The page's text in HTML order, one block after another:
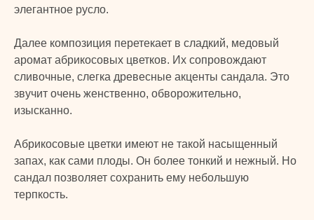
элегантное русло.
Далее композиция перетекает в сладкий, медовый
аромат абрикосовых цветков. Их сопровождают
сливочные, слегка древесные акценты сандала. Это
звучит очень женственно, обворожительно,
изысканно.
Абрикосовые цветки имеют не такой насыщенный
запах, как сами плоды. Он более тонкий и нежный. Но
сандал позволяет сохранить ему небольшую
терпкость.